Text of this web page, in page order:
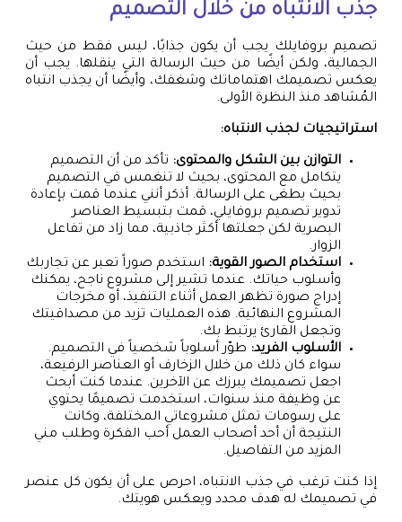
جذب الانتباه من خلال التصميم
تصميم بروفايلك يجب أن يكون جذابًا، ليس فقط من حيث
الجمالية، ولكن أيضًا من حيث الرسالة التي ينقلها. يجب أن
يعكس تصميمك اهتماماتك وشغفك، وأيضًا أن يجذب انتباه
المُشاهد منذ النظرة الأولى.
استراتيجيات لجذب الانتباه:
التوازن بين الشكل والمحتوى: تأكد من أن التصميم
يتكامل مع المحتوى، بحيث لا تنغمس في التصميم
بحيث يطغى على الرسالة. أذكر أنني عندما قمت بإعادة
تدوير تصميم بروفايلي، قمت بتبسيط العناصر
البصرية لكن جعلتها أكثر جاذبية، مما زاد من تفاعل
الزوار.
استخدام الصور القوية: استخدم صوراً تعبر عن تجاربك
وأسلوب حياتك. عندما تشير إلى مشروع ناجح، يمكنك
إدراج صورة تظهر العمل أثناء التنفيذ، أو مخرجات
المشروع النهائية. هذه العمليات تزيد من مصداقيتك
وتجعل القارئ يرتبط بك.
الأسلوب الفريد: طوّر أسلوباً شخصياً في التصميم.
سواء كان ذلك من خلال الزخارف أو العناصر الرفيعة،
اجعل تصميمك يبرزك عن الآخرين. عندما كنت أبحث
عن وظيفة منذ سنوات، استخدمت تصميمًا يحتوي
على رسومات تمثل مشروعاتي المختلفة، وكانت
النتيجة أن أحد أصحاب العمل أحب الفكرة وطلب مني
المزيد من التفاصيل.
إذا كنت ترغب في جذب الانتباه، احرص على أن يكون كل عنصر
في تصميمك له هدف محدد ويعكس هويتك.